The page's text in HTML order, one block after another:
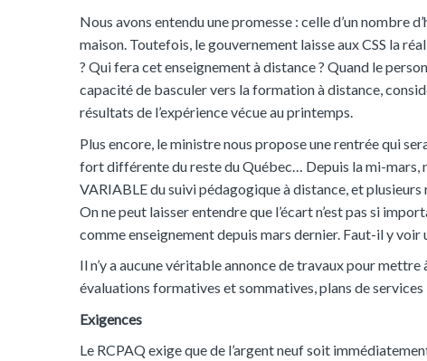
Nous avons entendu une promesse : celle d’un nombre
maison. Toutefois, le gouvernement laisse aux CSS la
? Qui fera cet enseignement à distance ? Quand le
capacité de basculer vers la formation à distance,
résultats de l’expérience vécue au printemps.
Plus encore, le ministre nous propose une rentrée qui
fort différente du reste du Québec… Depuis la mi-mars,
VARIABLE du suivi pédagogique à distance, et plusieurs
On ne peut laisser entendre que l’écart n’est pas si
comme enseignement depuis mars dernier. Faut-il y
Il n’y a aucune véritable annonce de travaux pour
évaluations formatives et sommatives, plans de
Exigences
Le RCPAQ exige que de l’argent neuf soit